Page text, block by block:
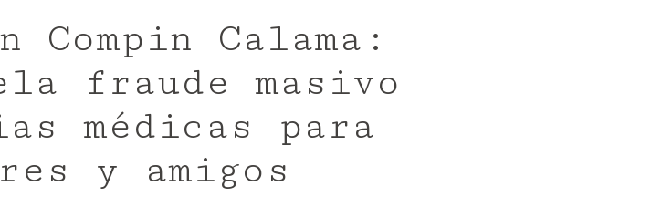
Compin Calama:
fraude masivo
médicas para
y amigos